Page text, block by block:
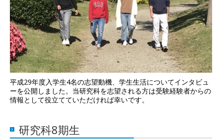
平成29年度入学生4名の志望動機、学生生活についてインタビュ
ーを公開しました。当研究科を志望される方は受験経験者からの
情報として役立てていただければ幸いです。
研究科8期生